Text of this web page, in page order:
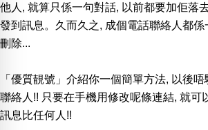
他人, 就算只係一句對話, 以前都要加佢落
發到訊息。久而久之, 成個電話聯絡人都
刪除...
「優質靚號」介紹你一個簡單方法, 以後
聯絡人!! 只要在手機用修改呢條連結, 就可
訊息比任何人!!